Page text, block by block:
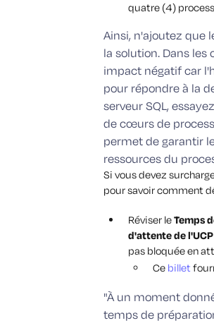
quatre (4)
Ainsi, n'ajoutez que
la solution. Dans les
impact négatif car
pour répondre à la
serveur SQL,
de cœurs de
permet de garantir
ressources du
Si vous devez
pour savoir comment
Réviser leTemps
d'attente de
pas bloquée en
Ce billet
"À un moment
temps de